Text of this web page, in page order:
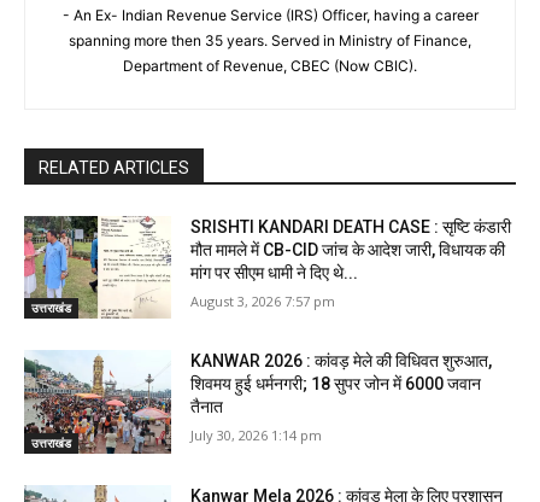
- An Ex- Indian Revenue Service (IRS) Officer, having a career
spanning more then 35 years. Served in Ministry of Finance,
Department of Revenue, CBEC (Now CBIC).
RELATED ARTICLES
उत्तराखंड
SRISHTI KANDARI DEATH CASE : सृष्टि कंडारी
मौत मामले में CB-CID जांच के आदेश जारी, विधायक की
मांग पर सीएम धामी ने दिए थे...
August 3, 2026 7:57 pm
उत्तराखंड
KANWAR 2026 : कांवड़ मेले की विधिवत शुरुआत,
शिवमय हुई धर्मनगरी; 18 सुपर जोन में 6000 जवान
तैनात
July 30, 2026 1:14 pm
Kanwar Mela 2026 : कांवड़ मेला के लिए प्रशासन